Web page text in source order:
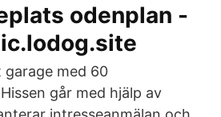
odenplan -
garage med 60
går med hjälp av